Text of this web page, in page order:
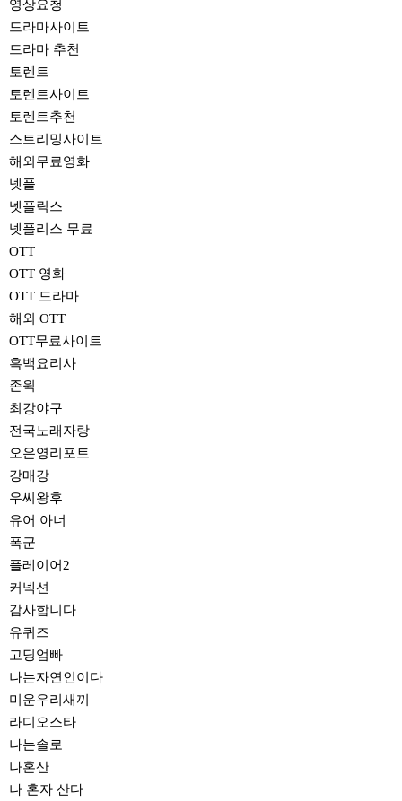
영상요청
드라마사이트
드라마 추천
토렌트
토렌트사이트
토렌트추천
스트리밍사이트
해외무료영화
넷플
넷플릭스
넷플리스 무료
OTT
OTT 영화
OTT 드라마
해외 OTT
OTT무료사이트
흑백요리사
존윅
최강야구
전국노래자랑
오은영리포트
강매강
우씨왕후
유어 아너
폭군
플레이어2
커넥션
감사합니다
유퀴즈
고딩엄빠
나는자연인이다
미운우리새끼
라디오스타
나는솔로
나혼산
나 혼자 산다